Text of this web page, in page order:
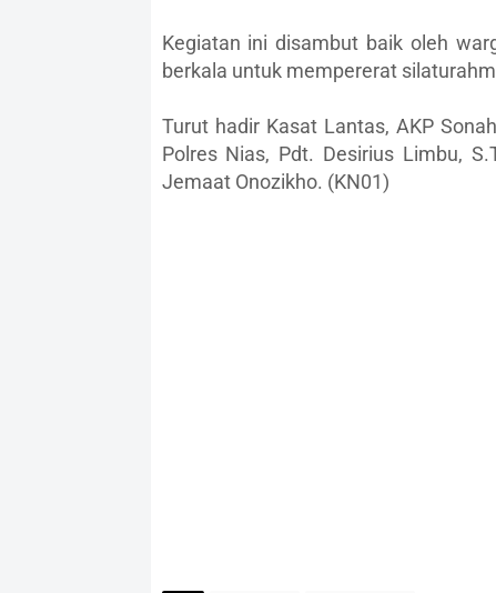
Kegiatan ini disambut baik oleh
berkala untuk mempererat
Turut hadir Kasat Lantas, AKP
Polres Nias, Pdt. Desirius Limbu,
Jemaat Onozikho. (KN01)